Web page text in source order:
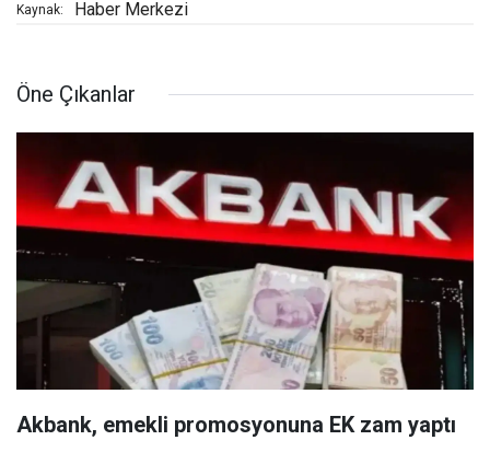
Kaynak: Haber Merkezi
Öne Çıkanlar
Akbank, emekli promosyonuna EK zam yaptı